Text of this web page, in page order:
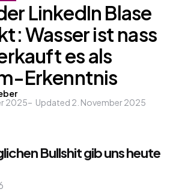
LinkedIn Blase
Wasser ist nass
es als
Erkenntnis
2025
Updated 2. November 2025
Bullshit gib uns heute